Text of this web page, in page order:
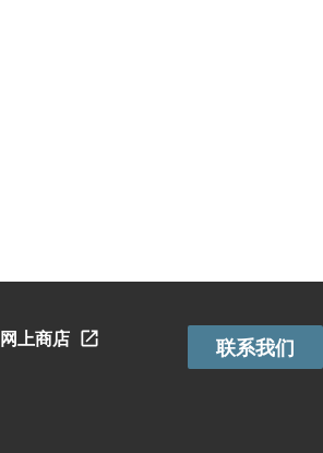
网上商店
联系我们